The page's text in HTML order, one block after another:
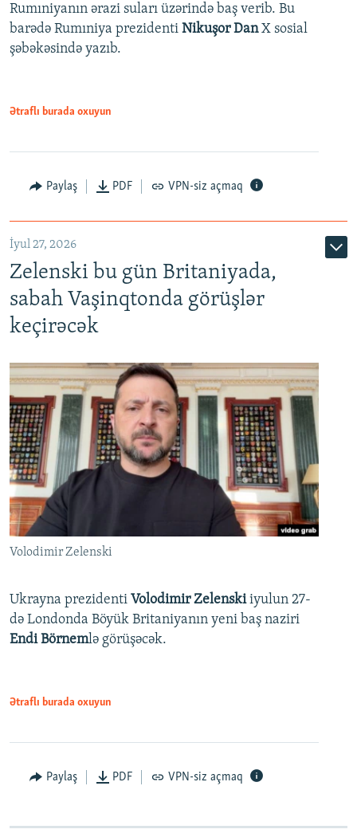
Rumıniyanın ərazi suları üzərində baş verib. Bu
barədə Rumıniya prezidenti Nikuşor DanX sosial
şəbəkəsində yazıb.
Ətraflı burada oxuyun
Paylaş PDF VPN-siz açmaq
İyul 27, 2026
Zelenski bu gün Britaniyada,
sabah Vaşinqtonda görüşlər
keçirəcək
Volodimir Zelenski
Ukrayna prezidenti Volodimir Zelenskiiyulun 27-
də Londonda Böyük Britaniyanın yeni baş naziri
Endi Börnemlə görüşəcək.
Ətraflı burada oxuyun
Paylaş PDF VPN-siz açmaq